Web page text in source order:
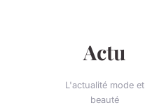
Actu
L'actualité mode et
beauté